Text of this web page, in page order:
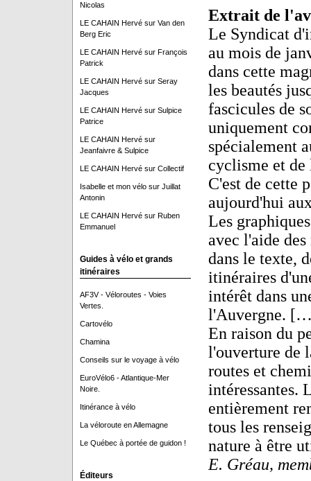
Nicolas
LE CAHAIN Hervésur Van den
Berg Eric
LE CAHAIN Hervésur François
Patrick
LE CAHAIN Hervésur Seray
Jacques
LE CAHAIN Hervésur Sulpice
Patrice
LE CAHAIN Hervésur
Jeanfaivre & Sulpice
LE CAHAIN Hervésur Collectif
Isabelle et mon vélosur Juillat
Antonin
LE CAHAIN Hervésur Ruben
Emmanuel
Guides à vélo et grands
itinéraires
AF3V - Véloroutes - Voies
Vertes.
Cartovélo
Chamina
Conseils sur le voyage à vélo
EuroVélo6 - Atlantique-Mer
Noire.
Itinérance à vélo
La véloroute en Allemagne
Le Québec à portée de guidon !
Éditeurs
Extrait de
Le Syndicat
au mois de
dans cette
les beautés
fascicules de
uniquement
spécialement
cyclisme et
C'est de cette
aujourd'hui
Les
avec l'aide
dans le texte,
itinéraires
intérêt dans
l'Auvergne.
En raison du
l'ouverture de
routes et
intéressantes.
entièrement
tous les
nature à être
E. Gréau,